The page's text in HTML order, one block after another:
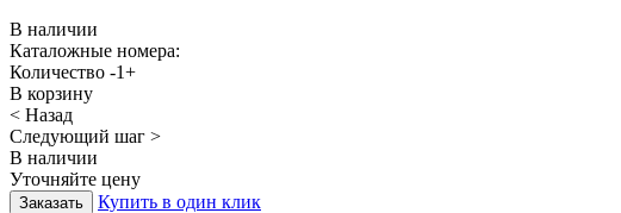
В наличии
Каталожные номера:
Количество -1+
В корзину
< Назад
Следующий шаг >
В наличии
Уточняйте цену
Купить в один клик